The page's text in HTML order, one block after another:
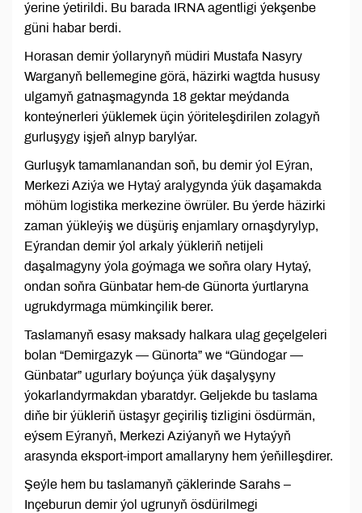
ýerine ýetirildi. Bu barada IRNA agentligi ýekşenbe
güni habar berdi.
Horasan demir ýollarynyň müdiri Mustafa Nasyry
Warganyň bellemegine görä, häzirki wagtda hususy
ulgamyň gatnaşmagynda 18 gektar meýdanda
konteýnerleri ýüklemek üçin ýöriteleşdirilen zolagyň
gurluşygy işjeň alnyp barylýar.
Gurluşyk tamamlanandan soň, bu demir ýol Eýran,
Merkezi Aziýa we Hytaý aralygynda ýük daşamakda
möhüm logistika merkezine öwrüler. Bu ýerde häzirki
zaman ýükleýiş we düşüriş enjamlary ornaşdyrylyp,
Eýrandan demir ýol arkaly ýükleriň netijeli
daşalmagyny ýola goýmaga we soňra olary Hytaý,
ondan soňra Günbatar hem-de Günorta ýurtlaryna
ugrukdyrmaga mümkinçilik berer.
Taslamanyň esasy maksady halkara ulag geçelgeleri
bolan “Demirgazyk — Günorta” we “Gündogar —
Günbatar” ugurlary boýunça ýük daşalyşyny
ýokarlandyrmakdan ybaratdyr. Geljekde bu taslama
diňe bir ýükleriň üstaşyr geçiriliş tizligini ösdürmän,
eýsem Eýranyň, Merkezi Aziýanyň we Hytaýyň
arasynda eksport-import amallaryny hem ýeňilleşdirer.
Şeýle hem bu taslamanyň çäklerinde Sarahs –
Inçeburun demir ýol ugrunyň ösdürilmegi